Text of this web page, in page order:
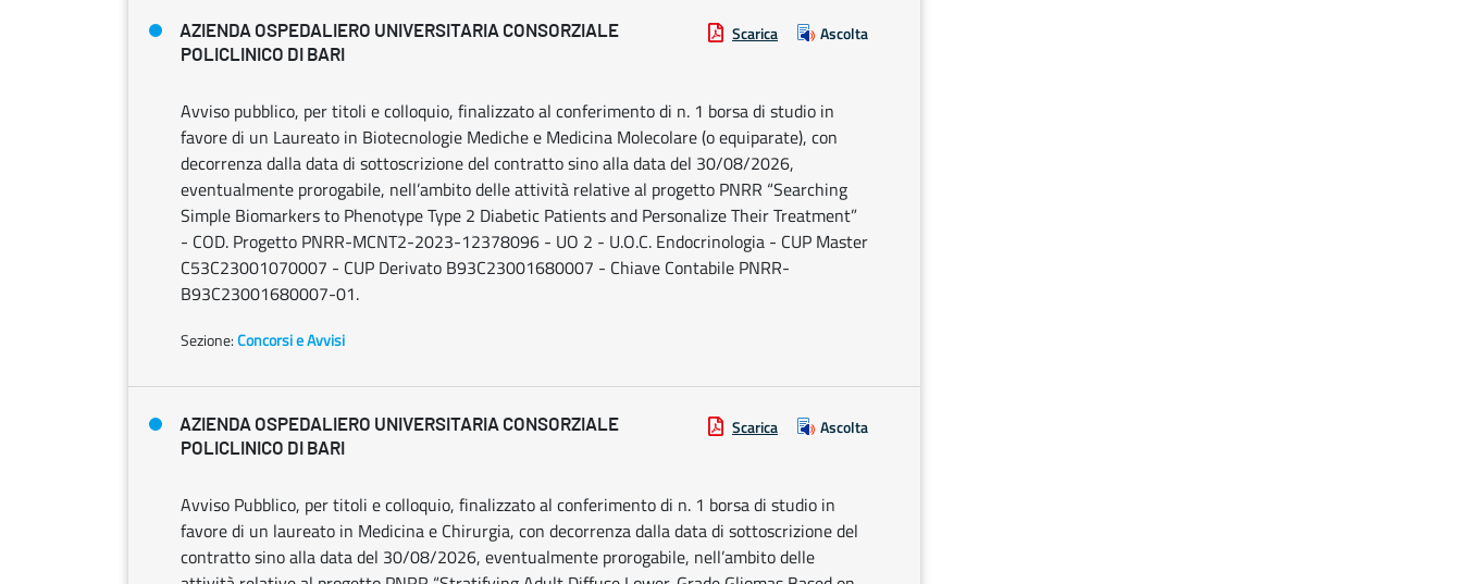
AZIENDA OSPEDALIERO UNIVERSITARIA CONSORZIALE
POLICLINICO DI BARI
Scarica Ascolta
Avviso pubblico, per titoli e colloquio, finalizzato al conferimento di n. 1 borsa di studio in
favore di un Laureato in Biotecnologie Mediche e Medicina Molecolare (o equiparate), con
decorrenza dalla data di sottoscrizione del contratto sino alla data del 30/08/2026,
eventualmente prorogabile, nell’ambito delle attività relative al progetto PNRR “Searching
Simple Biomarkers to Phenotype Type 2 Diabetic Patients and Personalize Their Treatment”
- COD. Progetto PNRR-MCNT2-2023-12378096 - UO 2 - U.O.C. Endocrinologia - CUP Master
C53C23001070007 - CUP Derivato B93C23001680007 - Chiave Contabile PNRR-
B93C23001680007-01.
Sezione:Concorsi e Avvisi
AZIENDA OSPEDALIERO UNIVERSITARIA CONSORZIALE
POLICLINICO DI BARI
Scarica Ascolta
Avviso Pubblico, per titoli e colloquio, finalizzato al conferimento di n. 1 borsa di studio in
favore di un laureato in Medicina e Chirurgia, con decorrenza dalla data di sottoscrizione del
contratto sino alla data del 30/08/2026, eventualmente prorogabile, nell’ambito delle